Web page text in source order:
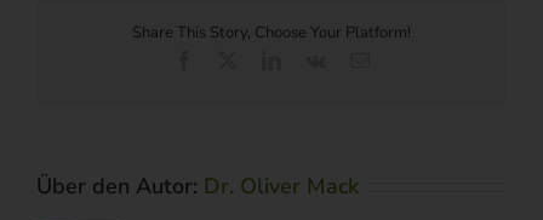
Share This Story, Choose Your Platform!
Über den Autor: Dr. Oliver Mack